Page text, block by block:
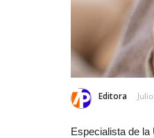
Editora
Especialista de